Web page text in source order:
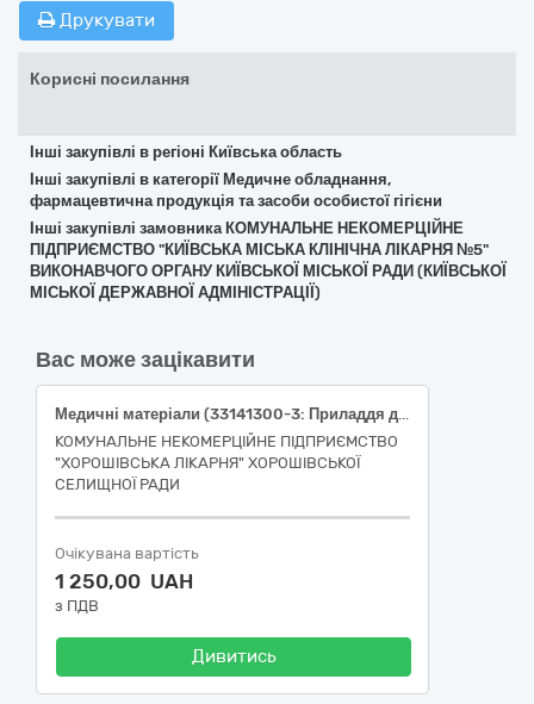
Друкувати
Корисні посилання
Інші закупівлі в регіоні Київська область
Інші закупівлі в категорії Медичне обладнання,
фармацевтична продукція та засоби особистої гігієни
Інші закупівлі замовника КОМУНАЛЬНЕ НЕКОМЕРЦІЙНЕ
ПІДПРИЄМСТВО "КИЇВСЬКА МІСЬКА КЛІНІЧНА ЛІКАРНЯ №5"
ВИКОНАВЧОГО ОРГАНУ КИЇВСЬКОЇ МІСЬКОЇ РАДИ (КИЇВСЬКОЇ
МІСЬКОЇ ДЕРЖАВНОЇ АДМІНІСТРАЦІЇ)
Вас може зацікавити
Медичні матеріали (33141300-3: Приладдя для венепункції та забору крові) Голки для встановлення катетера підключичного, 15 G, довжина 125 мм; Голки для забору крові, стандартна двостороння з візуальною камерою, діаметр 0.8 мм (21G), довжина 38 мм. 1250
КОМУНАЛЬНЕ НЕКОМЕРЦІЙНЕ ПІДПРИЄМСТВО
"ХОРОШІВСЬКА ЛІКАРНЯ" ХОРОШІВСЬКОЇ
СЕЛИЩНОЇ РАДИ
Очікувана вартість
1 250,00 UAH
з ПДВ
Дивитись